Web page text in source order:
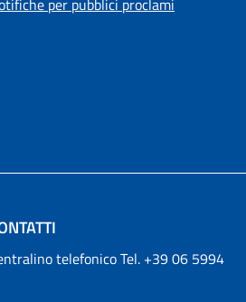
telefonico Tel. +39 06 5994